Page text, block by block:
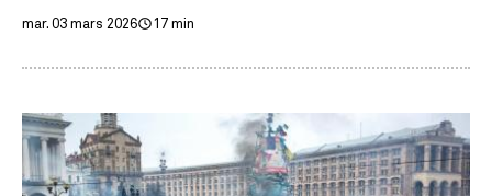
mar. 03 mars 2026 17 min